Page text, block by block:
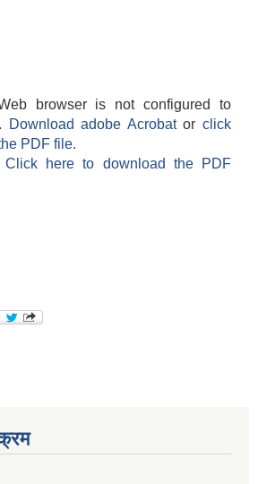
browser is not configured to
Download adobe Acrobatorclick
PDF file.
Click here to download the PDF